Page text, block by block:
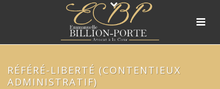
RÉFÉRÉ-LIBERTÉ (CONTENTIEUX
ADMINISTRATIF)